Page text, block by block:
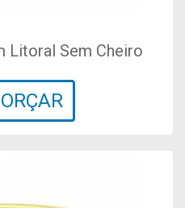
Litoral Sem Cheiro
ORÇAR